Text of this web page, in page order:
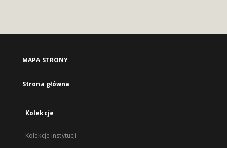
MAPA STRONY
Strona główna
Kolekcje
Kolekcje instytucji